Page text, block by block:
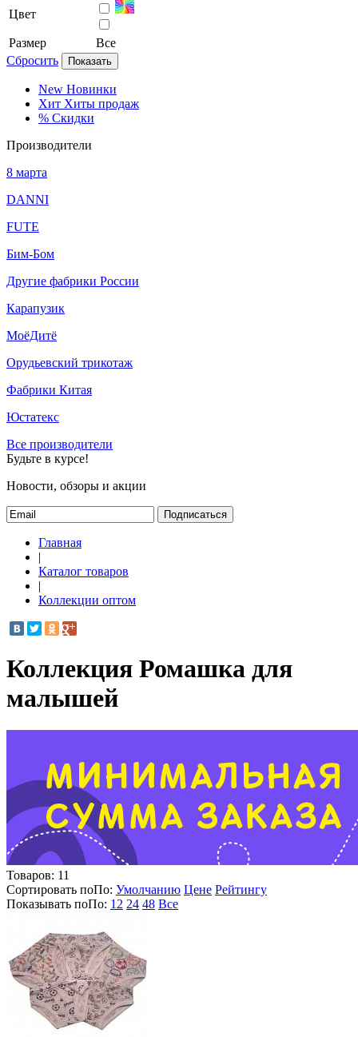
Цвет
Размер
Все
Сбросить
Показать
New Новинки
Хит Хиты продаж
% Скидки
Производители
8 марта
DANNI
FUTE
Бим-Бом
Другие фабрики России
Карапузик
МоёДитё
Орудьевский трикотаж
Фабрики Китая
Юстатекс
Все производители
Будьте в курсе!
Новости, обзоры и акции
Подписаться
Главная
|
Каталог товаров
|
Коллекции оптом
Коллекция Ромашка для
малышей
Товаров: 11
Сортировать поПо: Умолчанию Цене Рейтингу
Показывать поПо: 12 24 48 Все